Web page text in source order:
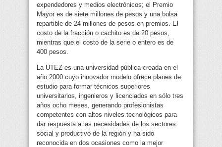
expendedores y medios electrónicos; el Premio
Mayor es de siete millones de pesos y una bolsa
repartible de 24 millones de pesos en premios. El
costo de la fracción o cachito es de 20 pesos,
mientras que el costo de la serie o entero es de
400 pesos.
La UTEZ es una universidad pública creada en el
año 2000 cuyo innovador modelo ofrece planes de
estudio para formar técnicos superiores
universitarios, ingenieros y licenciados en sólo tres
años ocho meses, generando profesionistas
competentes con altos niveles tecnológicos para
dar respuesta a las necesidades de los sectores
social y productivo de la región y ha sido
reconocida en dos ocasiones como la mejor